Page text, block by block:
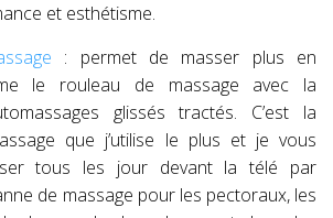
et esthétisme.
: permet de masser plus en
le rouleau de massage avec la
glissés tractés. C’est la
que j’utilise le plus et je vous
tous les jour devant la télé par
de massage pour les pectoraux, les